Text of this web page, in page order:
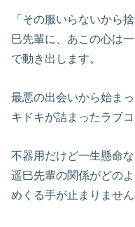
「その服いらないから
巳先輩に、あこの心は
で動き出します。
最悪の出会いから始ま
キドキが詰まったラブコ
不器用だけど一生懸命
遥巳先輩の関係がどの
めくる手が止まりません